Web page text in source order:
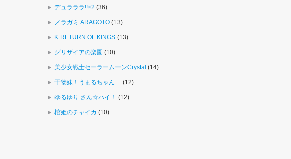
デュラララ!!×2 (36)
ノラガミ ARAGOTO (13)
K RETURN OF KINGS (13)
グリザイアの楽園 (10)
美少女戦士セーラームーンCrystal (14)
干物妹！うまるちゃん (12)
ゆるゆり さん☆ハイ！ (12)
棺姫のチャイカ (10)